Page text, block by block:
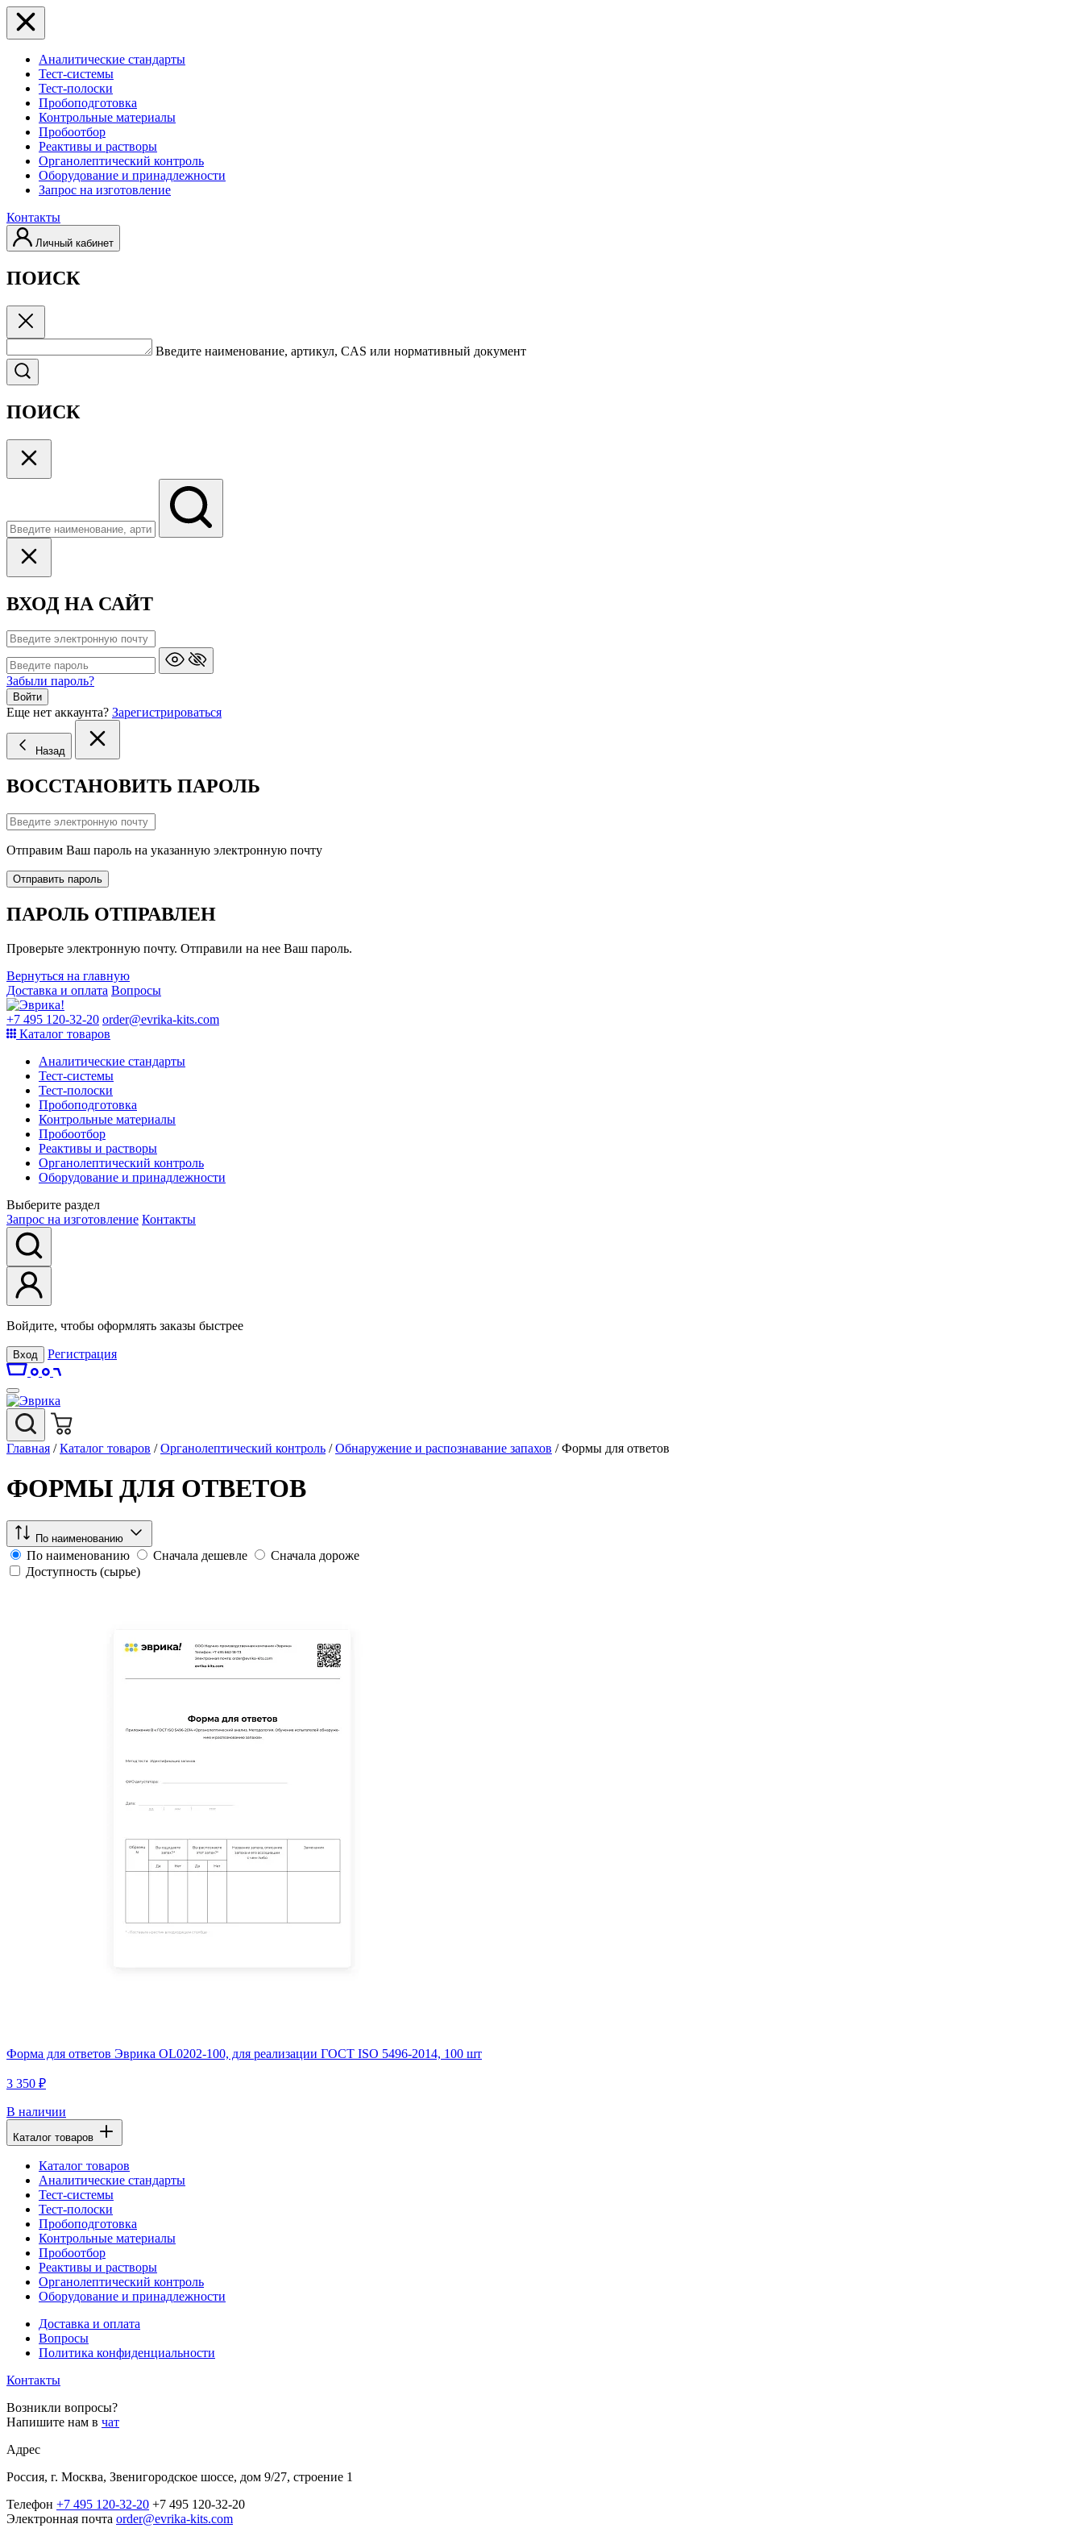
Аналитические стандарты
Тест-системы
Тест-полоски
Пробоподготовка
Контрольные материалы
Пробоотбор
Реактивы и растворы
Органолептический контроль
Оборудование и принадлежности
Запрос на изготовление
Контакты
Личный кабинет
ПОИСК
Введите наименование, артикул, CAS или нормативный документ
ПОИСК
ВХОД НА САЙТ
Забыли пароль?
Войти
Еще нет аккаунта? Зарегистрироваться
Назад
ВОССТАНОВИТЬ ПАРОЛЬ
Отправим Ваш пароль на указанную электронную почту
Отправить пароль
ПАРОЛЬ ОТПРАВЛЕН
Проверьте электронную почту. Отправили на нее Ваш пароль.
Вернуться на главную
Доставка и оплата Вопросы
+7 495 120-32-20 order@evrika-kits.com
Каталог товаров
Аналитические стандарты
Тест-системы
Тест-полоски
Пробоподготовка
Контрольные материалы
Пробоотбор
Реактивы и растворы
Органолептический контроль
Оборудование и принадлежности
Выберите раздел
Запрос на изготовление Контакты
Войдите, чтобы оформлять заказы быстрее
Вход Регистрация
Главная / Каталог товаров / Органолептический контроль / Обнаружение и распознавание запахов / Формы для ответов
ФОРМЫ ДЛЯ ОТВЕТОВ
По наименованию
По наименованию Сначала дешевле
Сначала дороже
Доступность (сырье)
Форма для ответов Эврика OL0202-100, для реализации ГОСТ ISO 5496-2014, 100 шт
3 350 ₽
В наличии
Каталог товаров
Каталог товаров
Аналитические стандарты
Тест-системы
Тест-полоски
Пробоподготовка
Контрольные материалы
Пробоотбор
Реактивы и растворы
Органолептический контроль
Оборудование и принадлежности
Доставка и оплата
Вопросы
Политика конфиденциальности
Контакты
Возникли вопросы?
Напишите нам в чат
Адрес
Россия, г. Москва, Звенигородское шоссе, дом 9/27, строение 1
Телефон +7 495 120-32-20 +7 495 120-32-20
Электронная почта order@evrika-kits.com